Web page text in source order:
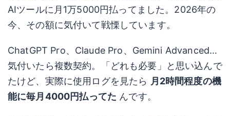
AIツールに月1万5000円払ってました。2026年の
今、その額に気付いて戦慄しています。
ChatGPT Pro、Claude Pro、Gemini Advanced…
気付いたら複数契約。「どれも必要」と思い込んで
たけど、実際に使用ログを見たら 月2時間程度の機
能に毎月4000円払ってた んです。